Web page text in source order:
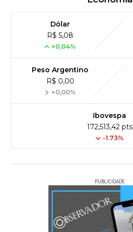
Dólar
R$ 5,08
+0,04%
Peso Argentino
R$ 0,00
+0,00%
Ibovespa
172,513,42 pts
-1.73%
PUBLICIDADE